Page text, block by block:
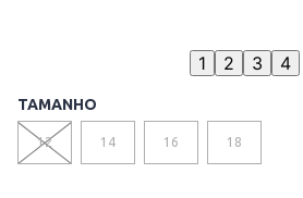
1 2 3 4
TAMANHO
12 14 16 18